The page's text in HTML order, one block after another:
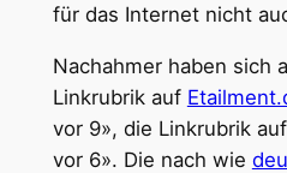
für das Internet nicht
Nachahmer haben sich
Linkrubrik auf
vor 9», die Linkrubrik auf
vor 6». Die nach wie